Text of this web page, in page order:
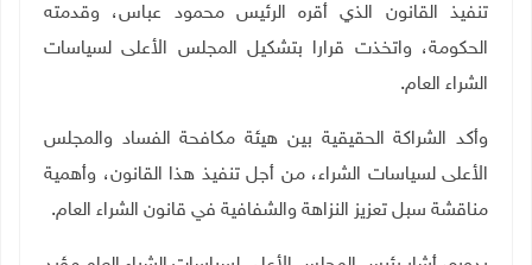
تنفيذ القانون الذي أقره الرئيس محمود عباس، وقدمته
الحكومة، واتخذت قرارا بتشكيل المجلس الأعلى لسياسات
الشراء العام.
وأكد الشراكة الحقيقية بين هيئة مكافحة الفساد والمجلس
الأعلى لسياسات الشراء، من أجل تنفيذ هذا القانون، وأهمية
مناقشة سبل تعزيز النزاهة والشفافية في قانون الشراء العام.